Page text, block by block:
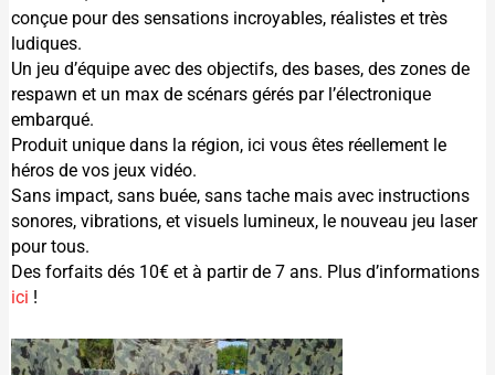
conçue pour des sensations incroyables, réalistes et très
ludiques.
Un jeu d’équipe avec des objectifs, des bases, des zones de
respawn et un max de scénars gérés par l’électronique
embarqué.
Produit unique dans la région, ici vous êtes réellement le
héros de vos jeux vidéo.
Sans impact, sans buée, sans tache mais avec instructions
sonores, vibrations, et visuels lumineux, le nouveau jeu laser
pour tous.
Des forfaits dés 10€ et à partir de 7 ans. Plus d’informations
ici !